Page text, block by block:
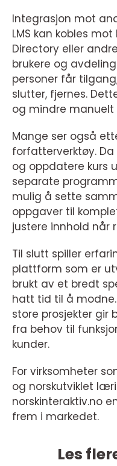
Integrasjon mot
LMS kan kobles
Directory eller
brukere og
personer får
slutter, fjernes.
og mindre manuelt
Mange ser også
forfatterverktøy.
og oppdatere kurs
separate
mulig å sette
oppgaver til
justere innhold når
Til slutt spiller
plattform som er
brukt av et bredt
hatt tid til å
store prosjekter gir
fra behov til
kunder.
For virksomheter
og norskutviklet
norskinteraktiv.no
frem i markedet.
Les